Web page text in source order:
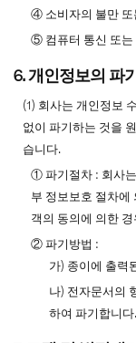
④ 소비자의 불만 또
⑤ 컴퓨터 통신 또는
6. 개인정보의 파
(1) 회사는 개인정보
없이 파기하는 것을
습니다.
① 파기절차 : 회사
부 정보보호 절차에
객의 동의에 의한
② 파기방법 :
가) 종이에 출력
나) 전자문서의
하여 파기합니다.